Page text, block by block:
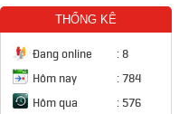
THỐNG KÊ
Đang online :8
Hôm nay
:784
Hôm qua
:576